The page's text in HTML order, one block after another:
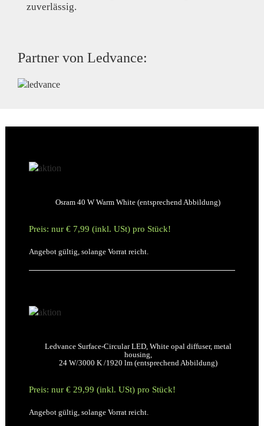
zuverlässig.
Partner von Ledvance:
Osram 40 W Warm White (entsprechend Abbildung)
Preis: nur € 7,99 (inkl. USt) pro Stück!
Angebot gültig, solange Vorrat reicht.
Ledvance Surface-Circular LED, White opal diffuser, metal
housing,
24 W/3000 K /1920 lm (entsprechend Abbildung)
Preis: nur € 29,99 (inkl. USt) pro Stück!
Angebot gültig, solange Vorrat reicht.